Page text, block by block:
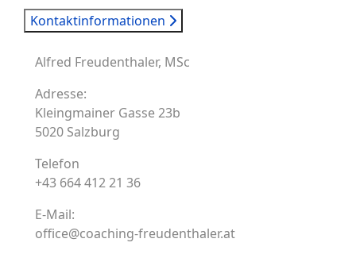
Kontaktinformationen
Alfred Freudenthaler, MSc
Adresse:
Kleingmainer Gasse 23b
5020 Salzburg
Telefon
+43 664 412 21 36
E-Mail:
office@coaching-freudenthaler.at